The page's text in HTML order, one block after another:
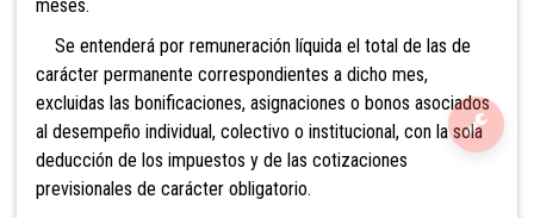
meses.
Se entenderá por remuneración líquida el total de las de
carácter permanente correspondientes a dicho mes,
excluidas las bonificaciones, asignaciones o bonos asociados
al desempeño individual, colectivo o institucional, con la sola
deducción de los impuestos y de las cotizaciones
previsionales de carácter obligatorio.